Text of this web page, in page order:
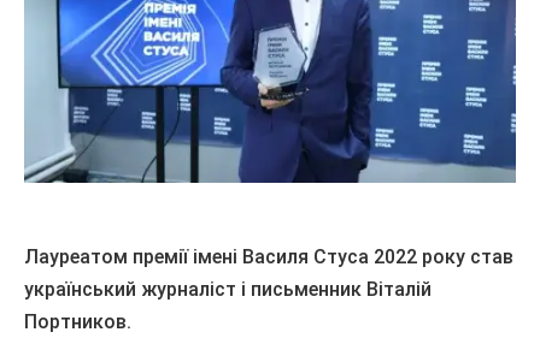
Лауреатом премії імені Василя Стуса 2022 року став
український журналіст і письменник Віталій
Портников.